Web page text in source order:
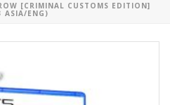
[CRIMINAL CUSTOMS EDITION]
ASIA/ENG)